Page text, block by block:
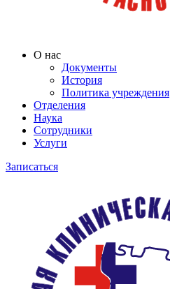
О нас
Документы
История
Политика учреждения
Отделения
Наука
Сотрудники
Услуги
Записаться